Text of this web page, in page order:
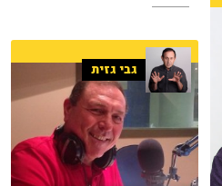
גבי גזית